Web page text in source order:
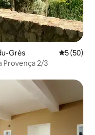
Grès 5 de uma
5 (50)
Provença 2/3